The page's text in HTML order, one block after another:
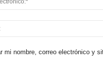
mi nombre, correo electrónico y